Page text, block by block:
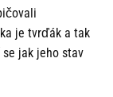
je tvrďák a tak
jak jeho stav